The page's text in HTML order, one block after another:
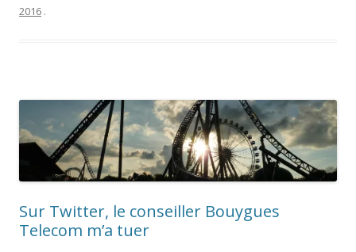
jours
de
sa
2016 .
Sur Twitter, le conseiller Bouygues
Telecom m’a tuer